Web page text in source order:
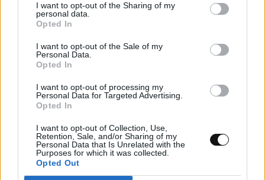
I want to opt-out of the Sharing of my
personal data.
Opted In
I want to opt-out of the Sale of my
Personal Data.
Opted In
I want to opt-out of processing my
Personal Data for Targeted Advertising.
Opted In
I want to opt-out of Collection, Use,
Retention, Sale, and/or Sharing of my
Personal Data that Is Unrelated with the
Purposes for which it was collected.
Opted Out